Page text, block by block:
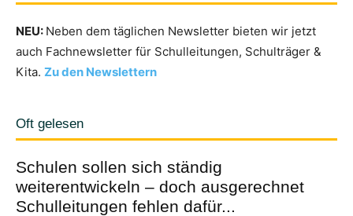
NEU: Neben dem täglichen Newsletter bieten wir jetzt
auch Fachnewsletter für Schulleitungen, Schulträger &
Kita. Zu den Newslettern
Oft gelesen
Schulen sollen sich ständig
weiterentwickeln – doch ausgerechnet
Schulleitungen fehlen dafür...